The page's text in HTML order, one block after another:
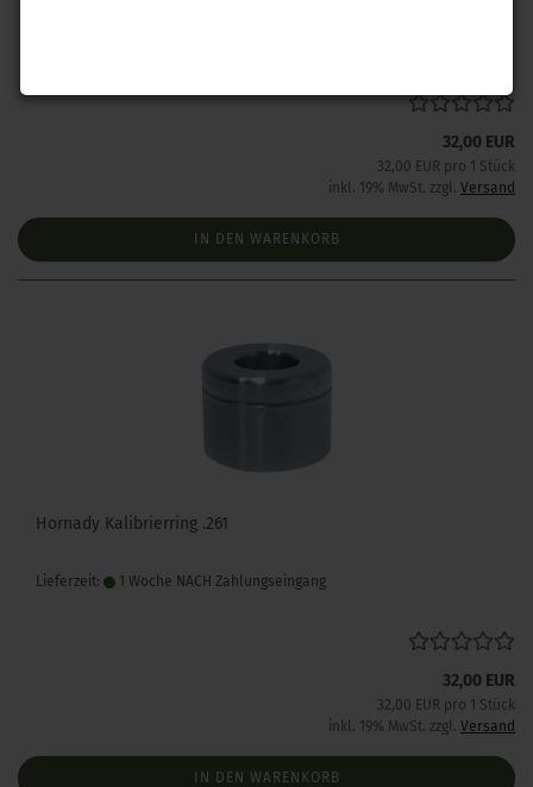
32,00 EUR
32,00 EUR pro 1 Stück
inkl. 19% MwSt. zzgl. Versand
IN DEN WARENKORB
Hornady Kalibrierring .261
Lieferzeit: 1 Woche NACH Zahlungseingang
32,00 EUR
32,00 EUR pro 1 Stück
inkl. 19% MwSt. zzgl. Versand
IN DEN WARENKORB